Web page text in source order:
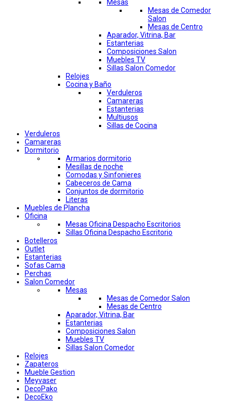
Mesas
Mesas de Comedor
Salon
Mesas de Centro
Aparador, Vitrina, Bar
Estanterias
Composiciones Salon
Muebles TV
Sillas Salon Comedor
Relojes
Cocina y Baño
Verduleros
Camareras
Estanterias
Multiusos
Sillas de Cocina
Verduleros
Camareras
Dormitorio
Armarios dormitorio
Mesillas de noche
Comodas y Sinfonieres
Cabeceros de Cama
Conjuntos de dormitorio
Literas
Muebles de Plancha
Oficina
Mesas Oficina Despacho Escritorios
Sillas Oficina Despacho Escritorio
Botelleros
Outlet
Estanterias
Sofas Cama
Perchas
Salon Comedor
Mesas
Mesas de Comedor Salon
Mesas de Centro
Aparador, Vitrina, Bar
Estanterias
Composiciones Salon
Muebles TV
Sillas Salon Comedor
Relojes
Zapateros
Mueble Gestion
Meyvaser
DecoPako
DecoEko